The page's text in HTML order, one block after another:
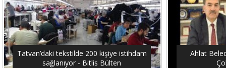
Tatvan’daki tekstilde 200 kişiye istihdam
sağlanıyor - Bitlis Bülten
Ahlat